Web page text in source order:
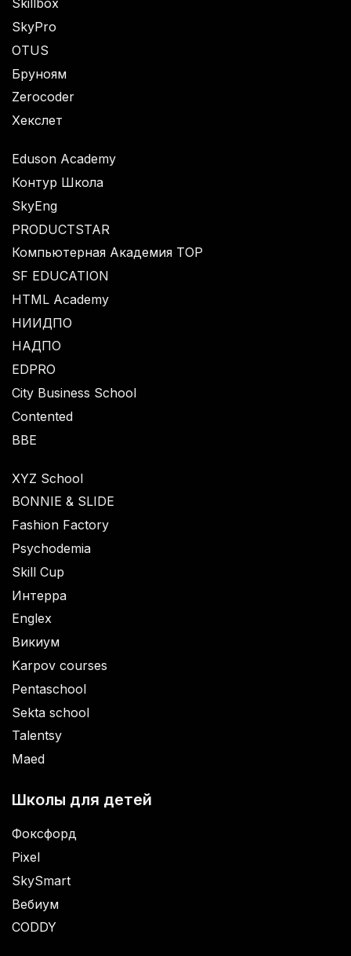
Skillbox
SkyPro
OTUS
Бруноям
Zerocoder
Хекслет
Eduson Academy
Контур Школа
SkyEng
PRODUCTSTAR
Компьютерная Академия TOP
SF EDUCATION
HTML Academy
НИИДПО
НАДПО
EDPRO
City Business School
Contented
BBE
XYZ School
BONNIE & SLIDE
Fashion Factory
Psychodemia
Skill Cup
Интерра
Englex
Викиум
Karpov courses
Pentaschool
Sekta school
Talentsy
Maed
Школы для детей
Фоксфорд
Pixel
SkySmart
Вебиум
CODDY